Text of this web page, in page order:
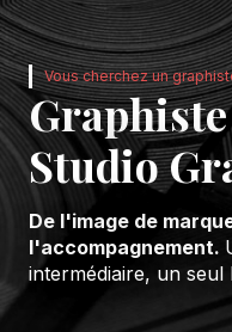
Vous cherchez un
Studio
De l'image de
l'accompagnement.
intermédiaire, un seul